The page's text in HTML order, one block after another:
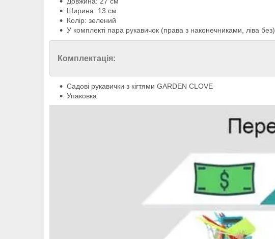
Ширина: 13 см
Колір: зелений
У комплекті пара рукавичок (права з наконечниками, ліва без)
Комплектація:
Садові рукавички з кігтями GARDEN CLOVE
Упаковка